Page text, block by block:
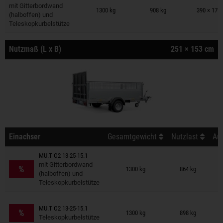
mit Gitterbordwand
(halboffen) und
Teleskopkurbelstütze
1300 kg 908 kg 390 × 179
Nutzmaß (L x B) 251 × 153 cm
Einachser Gesamtgewicht Nutzlast
%
MU.T O2 13-25-15.1
mit Gitterbordwand
(halboffen) und
Teleskopkurbelstütze
1300 kg 864 kg
Anhänger auf Merkzettel
%
MU.T O2 13-25-15.1
Teleskopkurbelstütze
1300 kg 898 kg
Anhänger auf Merkzettel